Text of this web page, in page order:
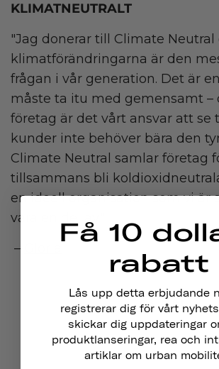
KLIMATNEUTRALT
"Jag donerar till Climate Neutral
klimatförändringarna är den
frågan i vår generation. Det är
måste ta itu med gemensamt –
företag är det vårt ansvar att se
kunder inte behöver bära den
Climate Neutral samlar företag
tillsammans bli
en ideell organisation som vi är
vara en del av."
–
Läs mer
Få 10
rabatt
Lås upp detta erbjudande
registrerar dig för vårt
skickar dig uppdateringar
produktlanseringar, rea och
artiklar om urban